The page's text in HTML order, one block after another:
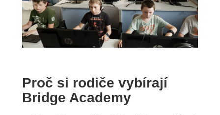
Proč si rodiče vybírají
Bridge Academy